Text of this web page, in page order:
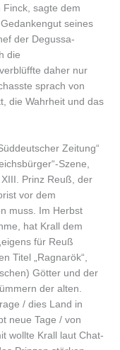
Finck, sagte dem
seines
der Degussa-
die
daher nur
sprach von
die Wahrheit und das
Zeitung“
Szene,
Prinz Reuß, der
vor dem
muss. Im Herbst
hat Krall dem
für Reuß
Titel „Ragnarök“,
Götter und der
der alten.
/ dies Land in
neue Tage / von
wollte Krall laut Chat-